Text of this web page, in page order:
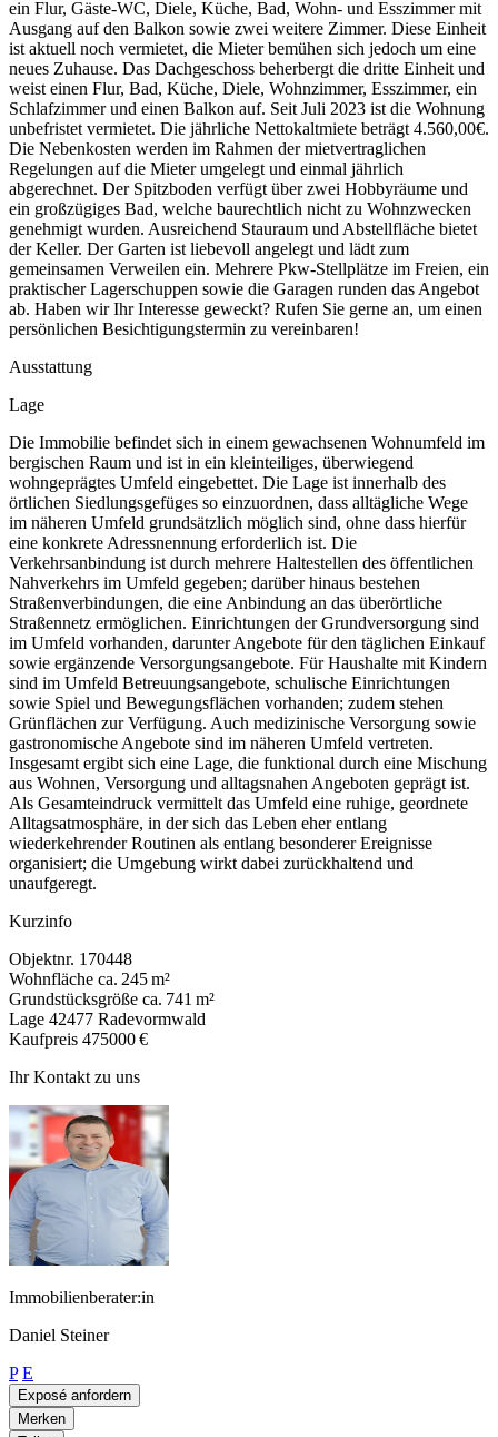
ein Flur, Gäste-WC, Diele, Küche, Bad, Wohn- und Esszimmer mit
Ausgang auf den Balkon sowie zwei weitere Zimmer. Diese Einheit
ist aktuell noch vermietet, die Mieter bemühen sich jedoch um eine
neues Zuhause. Das Dachgeschoss beherbergt die dritte Einheit und
weist einen Flur, Bad, Küche, Diele, Wohnzimmer, Esszimmer, ein
Schlafzimmer und einen Balkon auf. Seit Juli 2023 ist die Wohnung
unbefristet vermietet. Die jährliche Nettokaltmiete beträgt 4.560,00€.
Die Nebenkosten werden im Rahmen der mietvertraglichen
Regelungen auf die Mieter umgelegt und einmal jährlich
abgerechnet. Der Spitzboden verfügt über zwei Hobbyräume und
ein großzügiges Bad, welche baurechtlich nicht zu Wohnzwecken
genehmigt wurden. Ausreichend Stauraum und Abstellfläche bietet
der Keller. Der Garten ist liebevoll angelegt und lädt zum
gemeinsamen Verweilen ein. Mehrere Pkw-Stellplätze im Freien, ein
praktischer Lagerschuppen sowie die Garagen runden das Angebot
ab. Haben wir Ihr Interesse geweckt? Rufen Sie gerne an, um einen
persönlichen Besichtigungstermin zu vereinbaren!
Ausstattung
Lage
Die Immobilie befindet sich in einem gewachsenen Wohnumfeld im
bergischen Raum und ist in ein kleinteiliges, überwiegend
wohngeprägtes Umfeld eingebettet. Die Lage ist innerhalb des
örtlichen Siedlungsgefüges so einzuordnen, dass alltägliche Wege
im näheren Umfeld grundsätzlich möglich sind, ohne dass hierfür
eine konkrete Adressnennung erforderlich ist. Die
Verkehrsanbindung ist durch mehrere Haltestellen des öffentlichen
Nahverkehrs im Umfeld gegeben; darüber hinaus bestehen
Straßenverbindungen, die eine Anbindung an das überörtliche
Straßennetz ermöglichen. Einrichtungen der Grundversorgung sind
im Umfeld vorhanden, darunter Angebote für den täglichen Einkauf
sowie ergänzende Versorgungsangebote. Für Haushalte mit Kindern
sind im Umfeld Betreuungsangebote, schulische Einrichtungen
sowie Spiel und Bewegungsflächen vorhanden; zudem stehen
Grünflächen zur Verfügung. Auch medizinische Versorgung sowie
gastronomische Angebote sind im näheren Umfeld vertreten.
Insgesamt ergibt sich eine Lage, die funktional durch eine Mischung
aus Wohnen, Versorgung und alltagsnahen Angeboten geprägt ist.
Als Gesamteindruck vermittelt das Umfeld eine ruhige, geordnete
Alltagsatmosphäre, in der sich das Leben eher entlang
wiederkehrender Routinen als entlang besonderer Ereignisse
organisiert; die Umgebung wirkt dabei zurückhaltend und
unaufgeregt.
Kurzinfo
Objektnr. 170448
Wohnfläche ca. 245 m²
Grundstücksgröße ca. 741 m²
Lage 42477 Radevormwald
Kaufpreis 475000 €
Ihr Kontakt zu uns
Immobilienberater:in
Daniel Steiner
P E
Exposé anfordern
Merken